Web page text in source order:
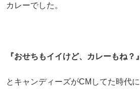
カレーでした。
『おせちもイイけど、カレーもね？』
とキャンディーズがCMしてた時代に